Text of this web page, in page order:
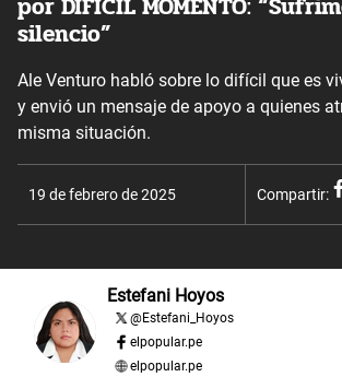
silencio”
Ale Venturo habló sobre lo difícil que es
y envió un mensaje de apoyo a quienes
misma situación.
19 de febrero de 2025 Compartir:
Estefani Hoyos
@Estefani_Hoyos
elpopular.pe
elpopular.pe